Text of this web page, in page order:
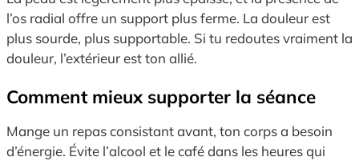
l’os radial offre un support plus ferme. La douleur est
plus sourde, plus supportable. Si tu redoutes vraiment la
douleur, l’extérieur est ton allié.
Comment mieux supporter la séance
Mange un repas consistant avant, ton corps a besoin
d’énergie. Évite l’alcool et le café dans les heures qui